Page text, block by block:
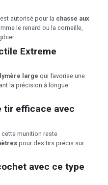
est autorisé pour la chasse aux
le renard ou la corneille,
Extreme
large qui favorise une
la précision à longue
tir efficace avec
cette munition reste
pour des tirs précis sur
avec ce type